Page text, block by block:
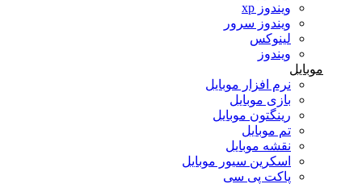
ویندوز xp
ویندوز سرور
لینوکس
ویندوز
موبایل
نرم افزار موبایل
بازی موبایل
رینگتون موبایل
تم موبایل
نقشه موبایل
اسکرین سیور موبایل
پاکت پی سی